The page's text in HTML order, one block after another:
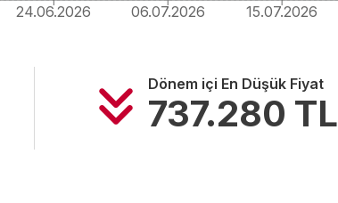
24.06.2026 06.07.2026 15.07.2026
Dönem içi En Düşük Fiyat
737.280 TL